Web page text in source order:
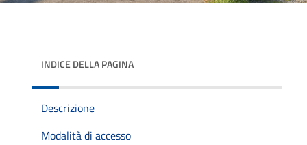
INDICE DELLA PAGINA
Descrizione
Modalità di accesso